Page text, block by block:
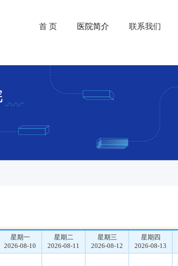
首 页 医院简介 联系我们
星期一
2026-08-10
星期二
2026-08-11
星期三
2026-08-12
星期四
2026-08-13